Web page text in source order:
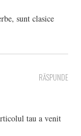
sunt clasice
RĂSPUNDE
tau a venit